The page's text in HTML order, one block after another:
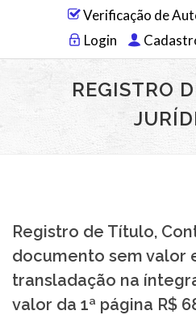
Verificação de
Login
REGISTRO
Registro de Título,
documento sem valor
transladação na
valor da 1ª página R$